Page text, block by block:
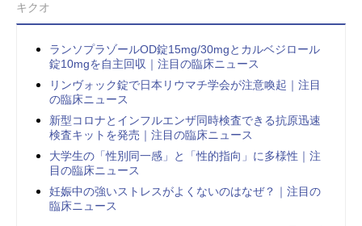
キクオ
ランソプラゾールOD錠15mg/30mgとカルベジロール
錠10mgを自主回収｜注目の臨床ニュース
リンヴォック錠で日本リウマチ学会が注意喚起｜注目
の臨床ニュース
新型コロナとインフルエンザ同時検査できる抗原迅速
検査キットを発売｜注目の臨床ニュース
大学生の「性別同一感」と「性的指向」に多様性｜注
目の臨床ニュース
妊娠中の強いストレスがよくないのはなぜ？｜注目の
臨床ニュース